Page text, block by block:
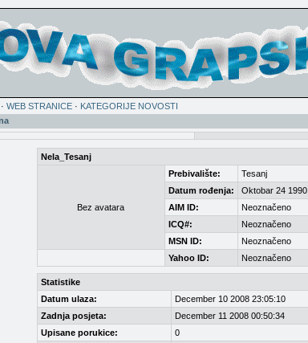
· WEB STRANICE · KATEGORIJE NOVOSTI
Nela_Tesanj
Bez avatara
Prebivalište:
Tesanj
Datum rođenja:
Oktobar 24 1990
AIM ID:
Neoznačeno
ICQ#:
Neoznačeno
MSN ID:
Neoznačeno
Yahoo ID:
Neoznačeno
Statistike
Datum ulaza:
December 10 2008 23:05:10
Zadnja posjeta:
December 11 2008 00:50:34
Upisane porukice:
0